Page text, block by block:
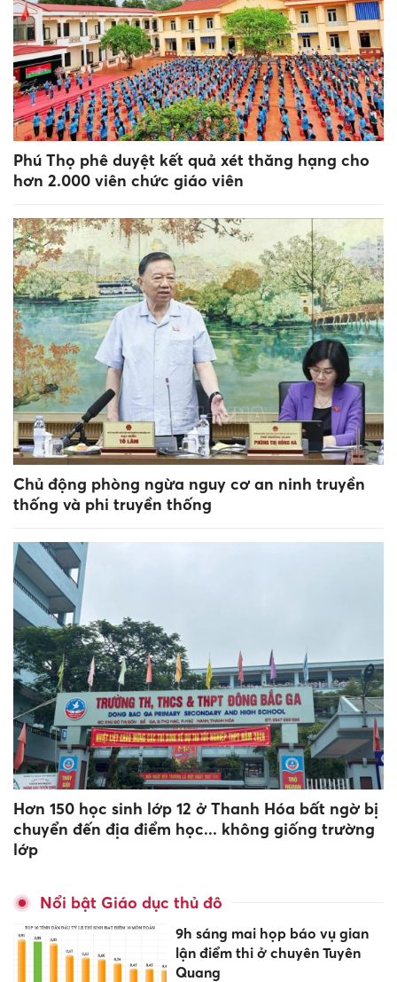
Phú Thọ phê duyệt kết quả xét thăng hạng cho
hơn 2.000 viên chức giáo viên
Chủ động phòng ngừa nguy cơ an ninh truyền
thống và phi truyền thống
Hơn 150 học sinh lớp 12 ở Thanh Hóa bất ngờ bị
chuyển đến địa điểm học... không giống trường
lớp
Nổi bật Giáo dục thủ đô
9h sáng mai họp báo vụ gian
lận điểm thi ở chuyên Tuyên
Quang